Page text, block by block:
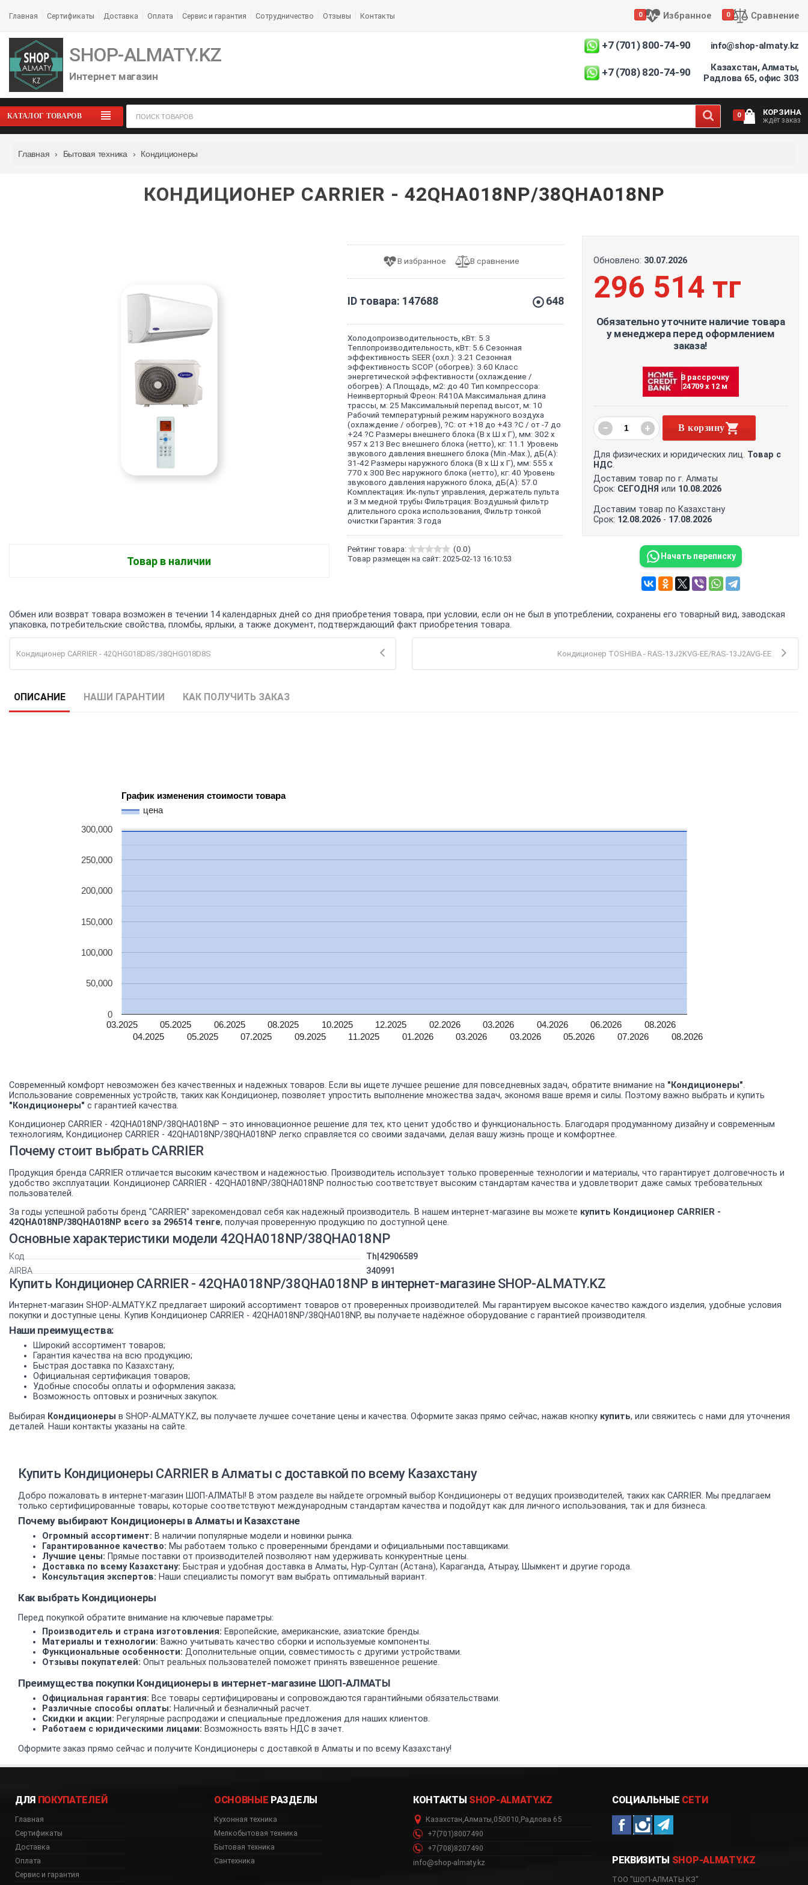
Главная Сертификаты Доставка Оплата Сервис и гарантия Сотрудничество Отзывы Контакты 0 Избранное 0 Сравнение
SHOP-ALMATY.KZ
Интернет магазин
+7 (701) 800-74-90
+7 (708) 820-74-90
info@shop-almaty.kz
Казахстан, Алматы,
Радлова 65, офис 303
КАТАЛОГ ТОВАРОВ 0 КОРЗИНА
ждёт заказ
Главная › Бытовая техника › Кондиционеры
КОНДИЦИОНЕР CARRIER - 42QHA018NP/38QHA018NP
Товар в наличии
ID товара: 147688 648
Холодопроизводительность, кВт: 5.3
Теплопроизводительность, кВт: 5.6 Сезонная
эффективность SEER (охл.): 3.21 Сезонная
эффективность SCOP (обогрев): 3.60 Класс
энергетической эффективности (охлаждение /
обогрев): A Площадь, м2: до 40 Тип компрессора:
Неинверторный Фреон: R410A Максимальная длина
трассы, м: 25 Максимальный перепад высот, м: 10
Рабочий температурный режим наружного воздуха
(охлаждение / обогрев), ?С: от +18 до +43 ?С / от -7 до
+24 ?С Размеры внешнего блока (В х Ш х Г), мм: 302 х
957 x 213 Вес внешнего блока (нетто), кг: 11.1 Уровень
звукового давления внешнего блока (Min.-Max.), дБ(А):
31-42 Размеры наружного блока (В х Ш х Г), мм: 555 х
770 x 300 Вес наружного блока (нетто), кг: 40 Уровень
звукового давления наружного блока, дБ(А): 57.0
Комплектация: Ик-пульт управления, держатель пульта
и 3 м медной трубы Фильтрация: Воздушный фильтр
длительного срока использования, Фильтр тонкой
очистки Гарантия: 3 года
Рейтинг товара:
(0.0)
Товар размещен на сайт: 2025-02-13 16:10:53
Обновлено: 30.07.2026
296 514 тг
Обязательно уточните наличие товара
у менеджера перед оформлением
заказа!
В рассрочку
24709 х 12 м
− + В корзину
Для физических и юридических лиц. Товар с
НДС.
Доставим товар по г. Алматы
Срок: СЕГОДНЯ или 10.08.2026
Доставим товар по Казахстану
Срок: 12.08.2026 - 17.08.2026
Начать переписку
Обмен или возврат товара возможен в течении 14 календарных дней со дня приобретения товара, при условии, если он не был в употреблении, сохранены его товарный вид, заводская
упаковка, потребительские свойства, пломбы, ярлыки, а также документ, подтверждающий факт приобретения товара.
Кондиционер CARRIER - 42QHG018D8S/38QHG018D8S Кондиционер TOSHIBA - RAS-13J2KVG-EE/RAS-13J2AVG-EE
ОПИСАНИЕ НАШИ ГАРАНТИИ КАК ПОЛУЧИТЬ ЗАКАЗ
График изменения стоимости товара
цена
03.2025
04.2025
05.2025
05.2025
06.2025
07.2025
08.2025
09.2025
10.2025
11.2025
12.2025
01.2026
02.2026
03.2026
03.2026
03.2026
04.2026
05.2026
06.2026
07.2026
08.2026
08.2026
0
50,000
100,000
150,000
200,000
250,000
300,000
Современный комфорт невозможен без качественных и надежных товаров. Если вы ищете лучшее решение для повседневных задач, обратите внимание на "Кондиционеры".
Использование современных устройств, таких как Кондиционер, позволяет упростить выполнение множества задач, экономя ваше время и силы. Поэтому важно выбрать и купить
"Кондиционеры" с гарантией качества.
Кондиционер CARRIER - 42QHA018NP/38QHA018NP – это инновационное решение для тех, кто ценит удобство и функциональность. Благодаря продуманному дизайну и современным
технологиям, Кондиционер CARRIER - 42QHA018NP/38QHA018NP легко справляется со своими задачами, делая вашу жизнь проще и комфортнее.
Почему стоит выбрать CARRIER
Продукция бренда CARRIER отличается высоким качеством и надежностью. Производитель использует только проверенные технологии и материалы, что гарантирует долговечность и
удобство эксплуатации. Кондиционер CARRIER - 42QHA018NP/38QHA018NP полностью соответствует высоким стандартам качества и удовлетворит даже самых требовательных
пользователей.
За годы успешной работы бренд "CARRIER" зарекомендовал себя как надежный производитель. В нашем интернет-магазине вы можете купить Кондиционер CARRIER -
42QHA018NP/38QHA018NP всего за 296514 тенге, получая проверенную продукцию по доступной цене.
Основные характеристики модели 42QHA018NP/38QHA018NP
Код
Th|42906589
AIRBA
340991
Купить Кондиционер CARRIER - 42QHA018NP/38QHA018NP в интернет-магазине SHOP-ALMATY.KZ
Интернет-магазин SHOP-ALMATY.KZ предлагает широкий ассортимент товаров от проверенных производителей. Мы гарантируем высокое качество каждого изделия, удобные условия
покупки и доступные цены. Купив Кондиционер CARRIER - 42QHA018NP/38QHA018NP, вы получаете надёжное оборудование с гарантией производителя.
Наши преимущества:
Широкий ассортимент товаров;
Гарантия качества на всю продукцию;
Быстрая доставка по Казахстану;
Официальная сертификация товаров;
Удобные способы оплаты и оформления заказа;
Возможность оптовых и розничных закупок.
Выбирая Кондиционеры в SHOP-ALMATY.KZ, вы получаете лучшее сочетание цены и качества. Оформите заказ прямо сейчас, нажав кнопку купить, или свяжитесь с нами для уточнения
деталей. Наши контакты указаны на сайте.
Купить Кондиционеры CARRIER в Алматы с доставкой по всему Казахстану
Добро пожаловать в интернет-магазин ШОП-АЛМАТЫ! В этом разделе вы найдете огромный выбор Кондиционеры от ведущих производителей, таких как CARRIER. Мы предлагаем
только сертифицированные товары, которые соответствуют международным стандартам качества и подойдут как для личного использования, так и для бизнеса.
Почему выбирают Кондиционеры в Алматы и Казахстане
Огромный ассортимент: В наличии популярные модели и новинки рынка.
Гарантированное качество: Мы работаем только с проверенными брендами и официальными поставщиками.
Лучшие цены: Прямые поставки от производителей позволяют нам удерживать конкурентные цены.
Доставка по всему Казахстану: Быстрая и удобная доставка в Алматы, Нур-Султан (Астана), Караганда, Атырау, Шымкент и другие города.
Консультация экспертов: Наши специалисты помогут вам выбрать оптимальный вариант.
Как выбрать Кондиционеры
Перед покупкой обратите внимание на ключевые параметры:
Производитель и страна изготовления: Европейские, американские, азиатские бренды.
Материалы и технологии: Важно учитывать качество сборки и используемые компоненты.
Функциональные особенности: Дополнительные опции, совместимость с другими устройствами.
Отзывы покупателей: Опыт реальных пользователей поможет принять взвешенное решение.
Преимущества покупки Кондиционеры в интернет-магазине ШОП-АЛМАТЫ
Официальная гарантия: Все товары сертифицированы и сопровождаются гарантийными обязательствами.
Различные способы оплаты: Наличный и безналичный расчет.
Скидки и акции: Регулярные распродажи и специальные предложения для наших клиентов.
Работаем с юридическими лицами: Возможность взять НДС в зачет.
Оформите заказ прямо сейчас и получите Кондиционеры с доставкой в Алматы и по всему Казахстану!
ДЛЯ ПОКУПАТЕЛЕЙ
Главная
Сертификаты
Доставка
Оплата
Сервис и гарантия
ОСНОВНЫЕ РАЗДЕЛЫ
Кухонная техника
Мелкобытовая техника
Бытовая техника
Сантехника
КОНТАКТЫ SHOP-ALMATY.KZ
Казахстан,Алматы,050010,Радлова 65
+7(701)8007490
+7(708)8207490
info@shop-almaty.kz
СОЦИАЛЬНЫЕ СЕТИ
РЕКВИЗИТЫ SHOP-ALMATY.KZ
ТОО "ШОП-АЛМАТЫ.КЗ"